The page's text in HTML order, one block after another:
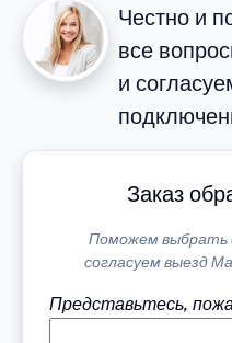
Честно и
все
и
Заказ
Поможем
согласуем выезд
Представьтесь,